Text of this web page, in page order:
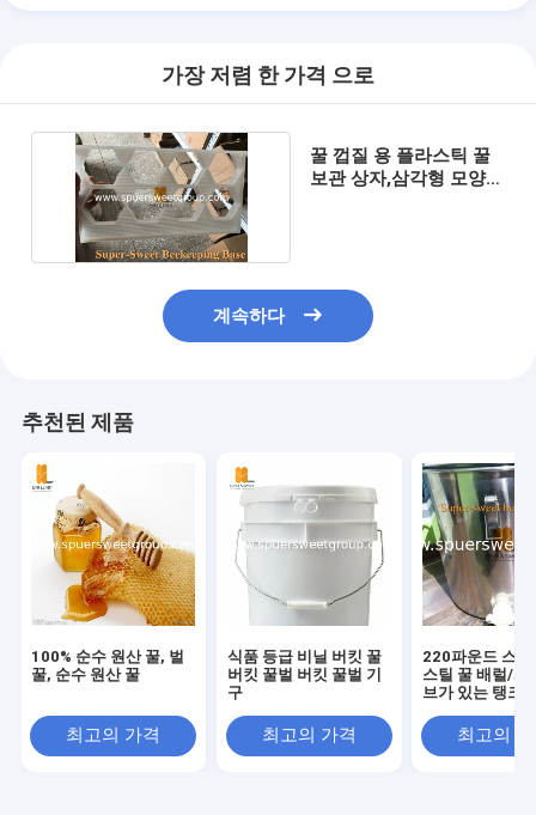
가장 저렴 한 가격 으로
꿀 껍질 용 플라스틱 꿀
보관 상자,삼각형 모양
계속하다
추천된 제품
100% 순수 원산 꿀, 벌
꿀, 순수 원산 꿀
최고의 가격
식품 등급 비닐 버킷 꿀
버킷 꿀벌 버킷 꿀벌 기
구
최고의 가격
220파운드 스테
스틸 꿀 배럴/게
브가 있는 탱크
최고의